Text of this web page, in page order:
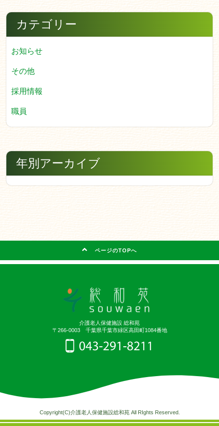
カテゴリー
お知らせ
その他
採用情報
職員
年別アーカイブ
ページのTOPへ
介護老人保健施設 総和苑
〒266-0003 千葉県千葉市緑区高田町1084番地
Copyright(C)介護老人保健施設総和苑 All RIghts Reserved.